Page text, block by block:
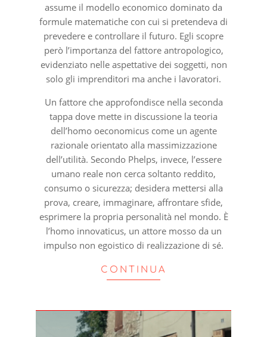
assume il modello economico dominato da
formule matematiche con cui si pretendeva di
prevedere e controllare il futuro. Egli scopre
però l’importanza del fattore antropologico,
evidenziato nelle aspettative dei soggetti, non
solo gli imprenditori ma anche i lavoratori.
Un fattore che approfondisce nella seconda
tappa dove mette in discussione la teoria
dell’homo oeconomicus come un agente
razionale orientato alla massimizzazione
dell’utilità. Secondo Phelps, invece, l’essere
umano reale non cerca soltanto reddito,
consumo o sicurezza; desidera mettersi alla
prova, creare, immaginare, affrontare sfide,
esprimere la propria personalità nel mondo. È
l’homo innovaticus, un attore mosso da un
impulso non egoistico di realizzazione di sé.
CONTINUA